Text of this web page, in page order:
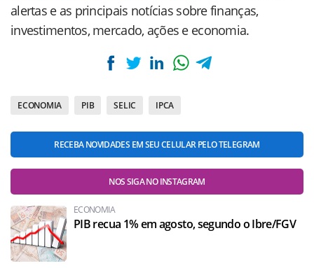
alertas e as principais notícias sobre finanças,
investimentos, mercado, ações e economia.
ECONOMIA PIB SELIC IPCA
RECEBA NOVIDADES EM SEU CELULAR PELO TELEGRAM
NOS SIGA NO INSTAGRAM
ECONOMIA
PIB recua 1% em agosto, segundo o Ibre/FGV